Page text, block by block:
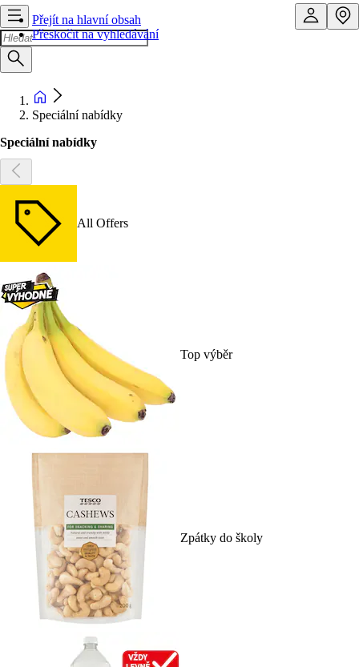
Přejít na hlavní obsah
Přeskočit na vyhledávání
Speciální nabídky
Speciální nabídky
All Offers
Top výběr
Zpátky do školy